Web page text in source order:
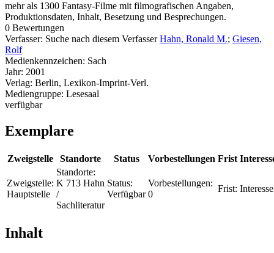
mehr als 1300 Fantasy-Filme mit filmografischen Angaben,
Produktionsdaten, Inhalt, Besetzung und Besprechungen.
0 Bewertungen
Verfasser: Suche nach diesem Verfasser Hahn, Ronald M.; Giesen,
Rolf
Medienkennzeichen: Sach
Jahr: 2001
Verlag: Berlin, Lexikon-Imprint-Verl.
Mediengruppe: Lesesaal
verfügbar
Exemplare
Zweigstelle Standorte Status Vorbestellungen Frist
Zweigstelle:
Hauptstelle
Standorte:
K 713 Hahn
/
Sachliteratur
Status:
Verfügbar
Vorbestellungen:
0
Frist:
Inhalt